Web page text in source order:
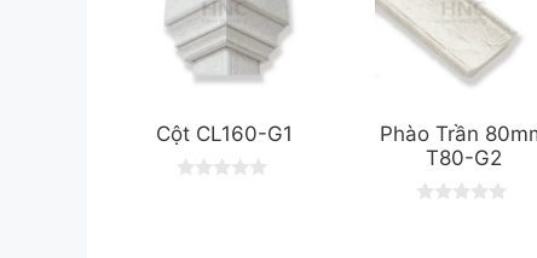
Cột CL160-G1
Phào Trần
T80-G2